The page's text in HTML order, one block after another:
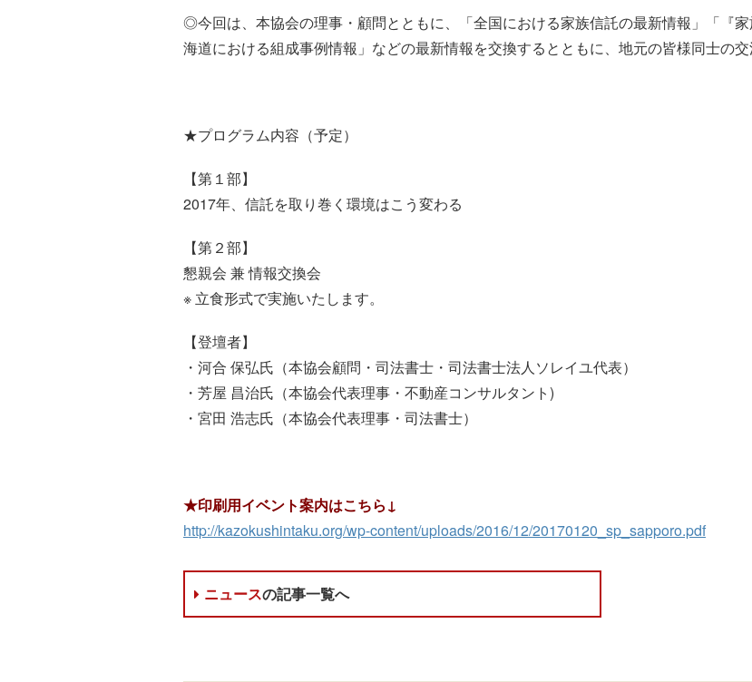
◎今回は、本協会の理事・顧問とともに、「全国における家族信託の最新情報」「『
海道における組成事例情報」などの最新情報を交換するとともに、地元の皆様同士の
★プログラム内容（予定）
【第１部】
2017年、信託を取り巻く環境はこう変わる
【第２部】
懇親会 兼 情報交換会
※ 立食形式で実施いたします。
【登壇者】
・河合 保弘氏（本協会顧問・司法書士・司法書士法人ソレイユ代表）
・芳屋 昌治氏（本協会代表理事・不動産コンサルタント)
・宮田 浩志氏（本協会代表理事・司法書士）
★印刷用イベント案内はこちら↓
http://kazokushintaku.org/wp-content/uploads/2016/12/20170120_sp_sapporo.pdf
ニュースの記事一覧へ